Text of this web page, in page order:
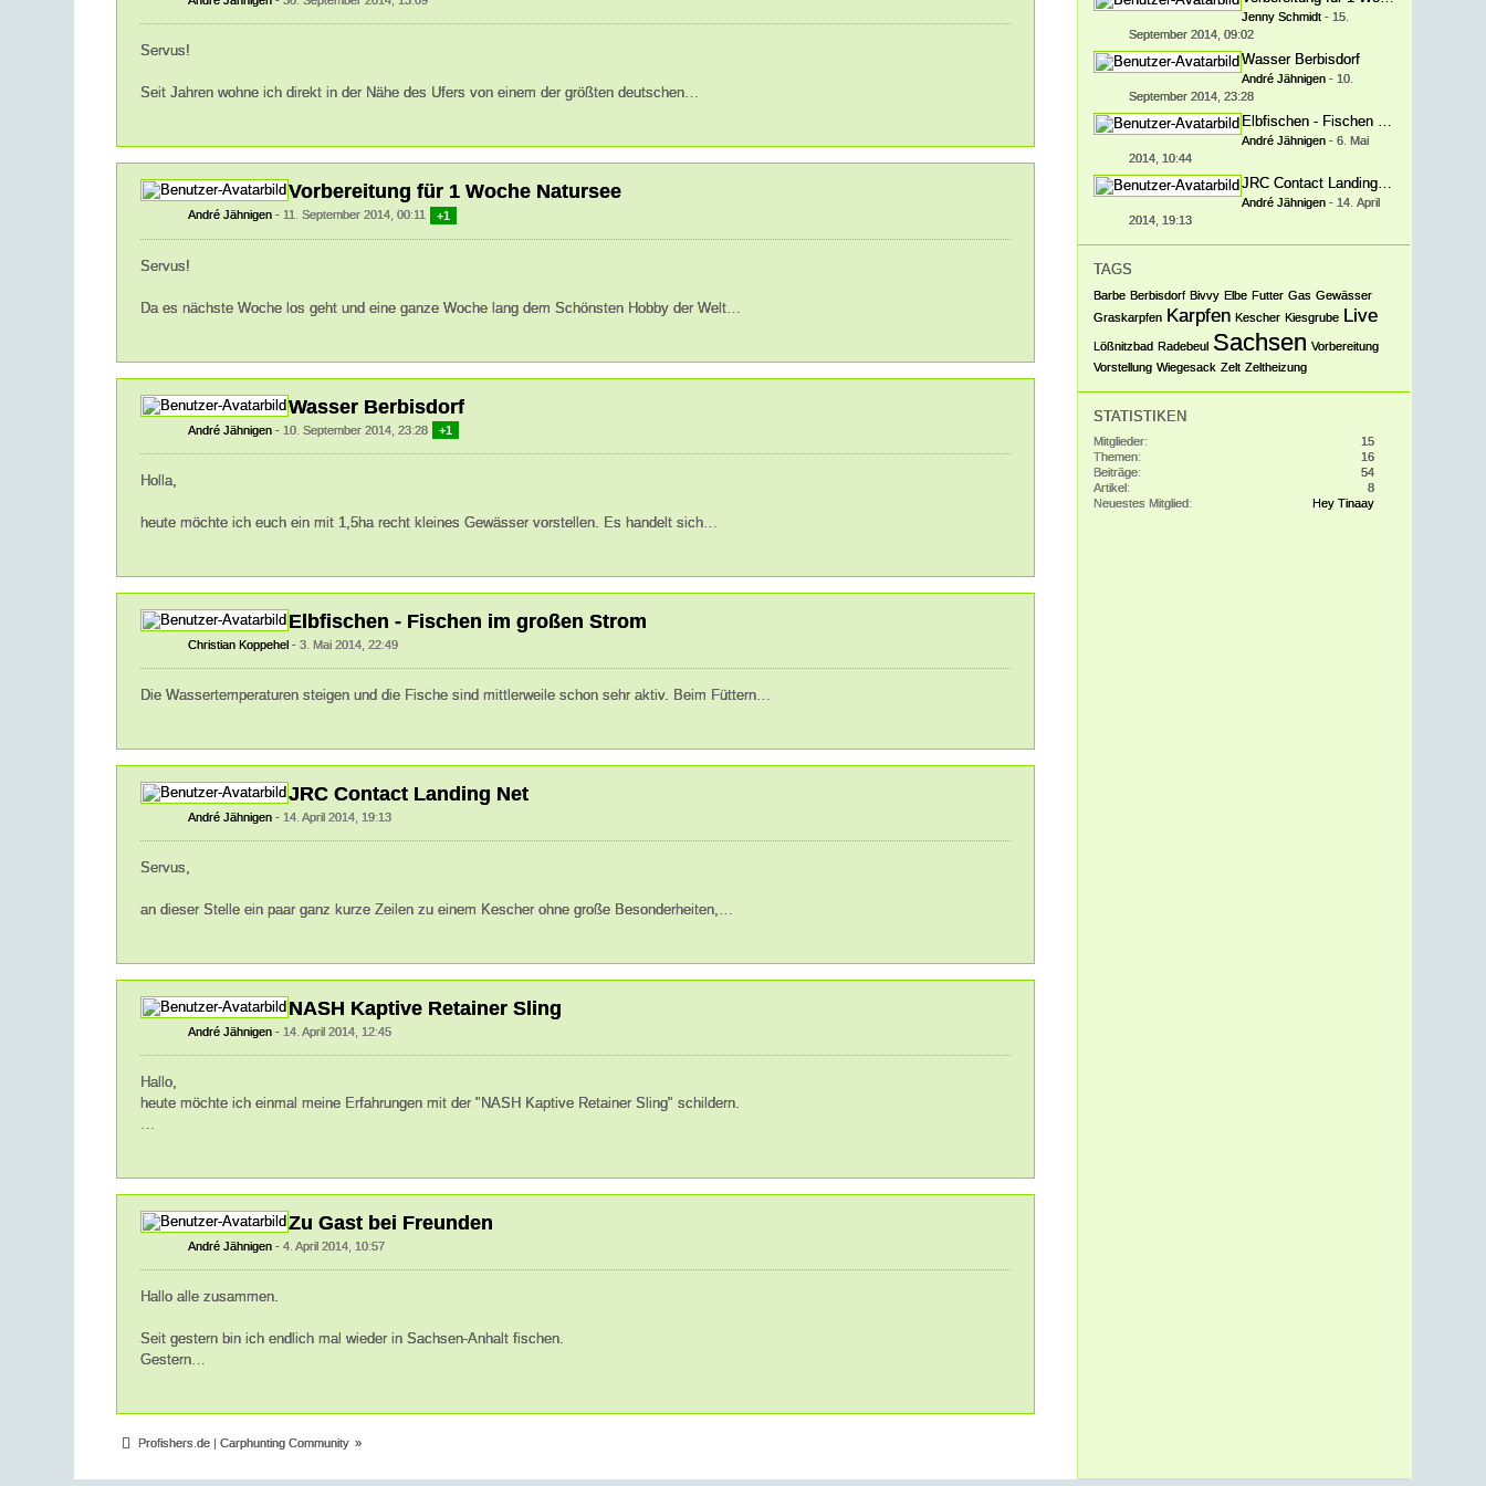
Servus!
Seit Jahren wohne ich direkt in der Nähe des Ufers von einem der größten deutschen…
Vorbereitung für 1 Woche Natursee
André Jähnigen 11. September 2014, 00:11 +1
Servus!
Da es nächste Woche los geht und eine ganze Woche lang dem Schönsten Hobby der Welt…
Wasser Berbisdorf
André Jähnigen 10. September 2014, 23:28 +1
Holla,
heute möchte ich euch ein mit 1,5ha recht kleines Gewässer vorstellen. Es handelt sich…
Elbfischen - Fischen im großen Strom
Christian Koppehel 3. Mai 2014, 22:49
Die Wassertemperaturen steigen und die Fische sind mittlerweile schon sehr aktiv. Beim Füttern…
JRC Contact Landing Net
André Jähnigen 14. April 2014, 19:13
Servus,
an dieser Stelle ein paar ganz kurze Zeilen zu einem Kescher ohne große Besonderheiten,…
NASH Kaptive Retainer Sling
André Jähnigen 14. April 2014, 12:45
Hallo,
heute möchte ich einmal meine Erfahrungen mit der "NASH Kaptive Retainer Sling" schildern.
…
Zu Gast bei Freunden
André Jähnigen 4. April 2014, 10:57
Hallo alle zusammen.
Seit gestern bin ich endlich mal wieder in Sachsen-Anhalt fischen.
Gestern…
Profishers.de | Carphunting Community »
Jenny Schmidt - 15.
September 2014, 09:02
Wasser Berbisdorf
André Jähnigen - 10.
September 2014, 23:28
Elbfischen - Fischen im großen Strom
André Jähnigen -6. Mai
2014, 10:44
JRC Contact Landing Net
André Jähnigen - 14. April
2014, 19:13
TAGS
Barbe Berbisdorf Bivvy Elbe Futter Gas Gewässer
Graskarpfen Karpfen Kescher Kiesgrube Live
Lößnitzbad Radebeul Sachsen Vorbereitung
Vorstellung Wiegesack Zelt Zeltheizung
STATISTIKEN
Mitglieder
15
Themen
16
Beiträge
54
Artikel
8
Neuestes Mitglied
Hey Tinaay